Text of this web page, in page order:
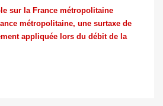
sur la France métropolitaine
métropolitaine, une surtaxe de
appliquée lors du débit de la